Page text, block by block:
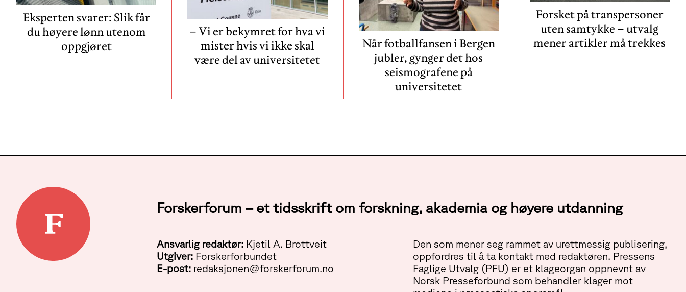
Eksperten svarer: Slik får
du høyere lønn utenom
oppgjøret
– Vi er bekymret for hva vi
mister hvis vi ikke skal
være del av universitetet
Når fotballfansen i Bergen
jubler, gynger det hos
seismografene på
universitetet
Forsket på transpersoner
uten samtykke – utvalg
mener artikler må trekkes
Forskerforum – et tidsskrift om forskning, akademia og høyere utdanning
Ansvarlig redaktør:Kjetil A. Brottveit
Utgiver:Forskerforbundet
E-post:redaksjonen@forskerforum.no
Den som mener seg rammet av urettmessig publisering,
oppfordres til å ta kontakt med redaktøren. Pressens
Faglige Utvalg (PFU) er et klageorgan oppnevnt av
Norsk Presseforbund som behandler klager mot